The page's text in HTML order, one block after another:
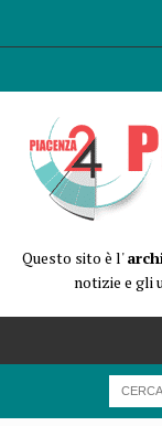
Questo sito è l'
notizie e gli